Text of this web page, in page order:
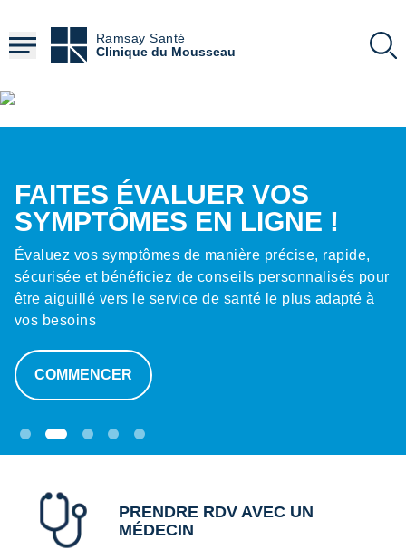
contenu
principal
Ramsay Santé
Clinique du Mousseau
Contenu
HTML
La santé compte bien plus
En savoir plus
4jours
délai moyen d'obtention d'un RDV pour une
FAITES ÉVALUER VOS
SYMPTÔMES EN LIGNE !
Évaluez vos symptômes de manière précise, rapide,
sécurisée et bénéficiez de conseils personnalisés pour
être aiguillé vers le service de santé le plus adapté à
vos besoins
COMMENCER
PRENDRE RDV AVEC UN
MÉDECIN